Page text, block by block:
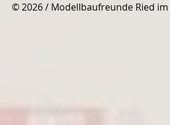
© 2026 / Modellbaufreunde Ried